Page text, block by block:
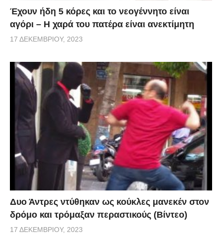
Έχουν ήδη 5 κόρες και το νεογέννητο είναι
αγόρι – Η χαρά του πατέρα είναι ανεκτίμητη
17 ΔΕΚΕΜΒΡΊΟΥ, 2023
Δυο Άντρες ντύθηκαν ως κούκλες μανεκέν στον
δρόμο και τρόμαξαν περαστικούς (Βίντεο)
17 ΔΕΚΕΜΒΡΊΟΥ, 2023